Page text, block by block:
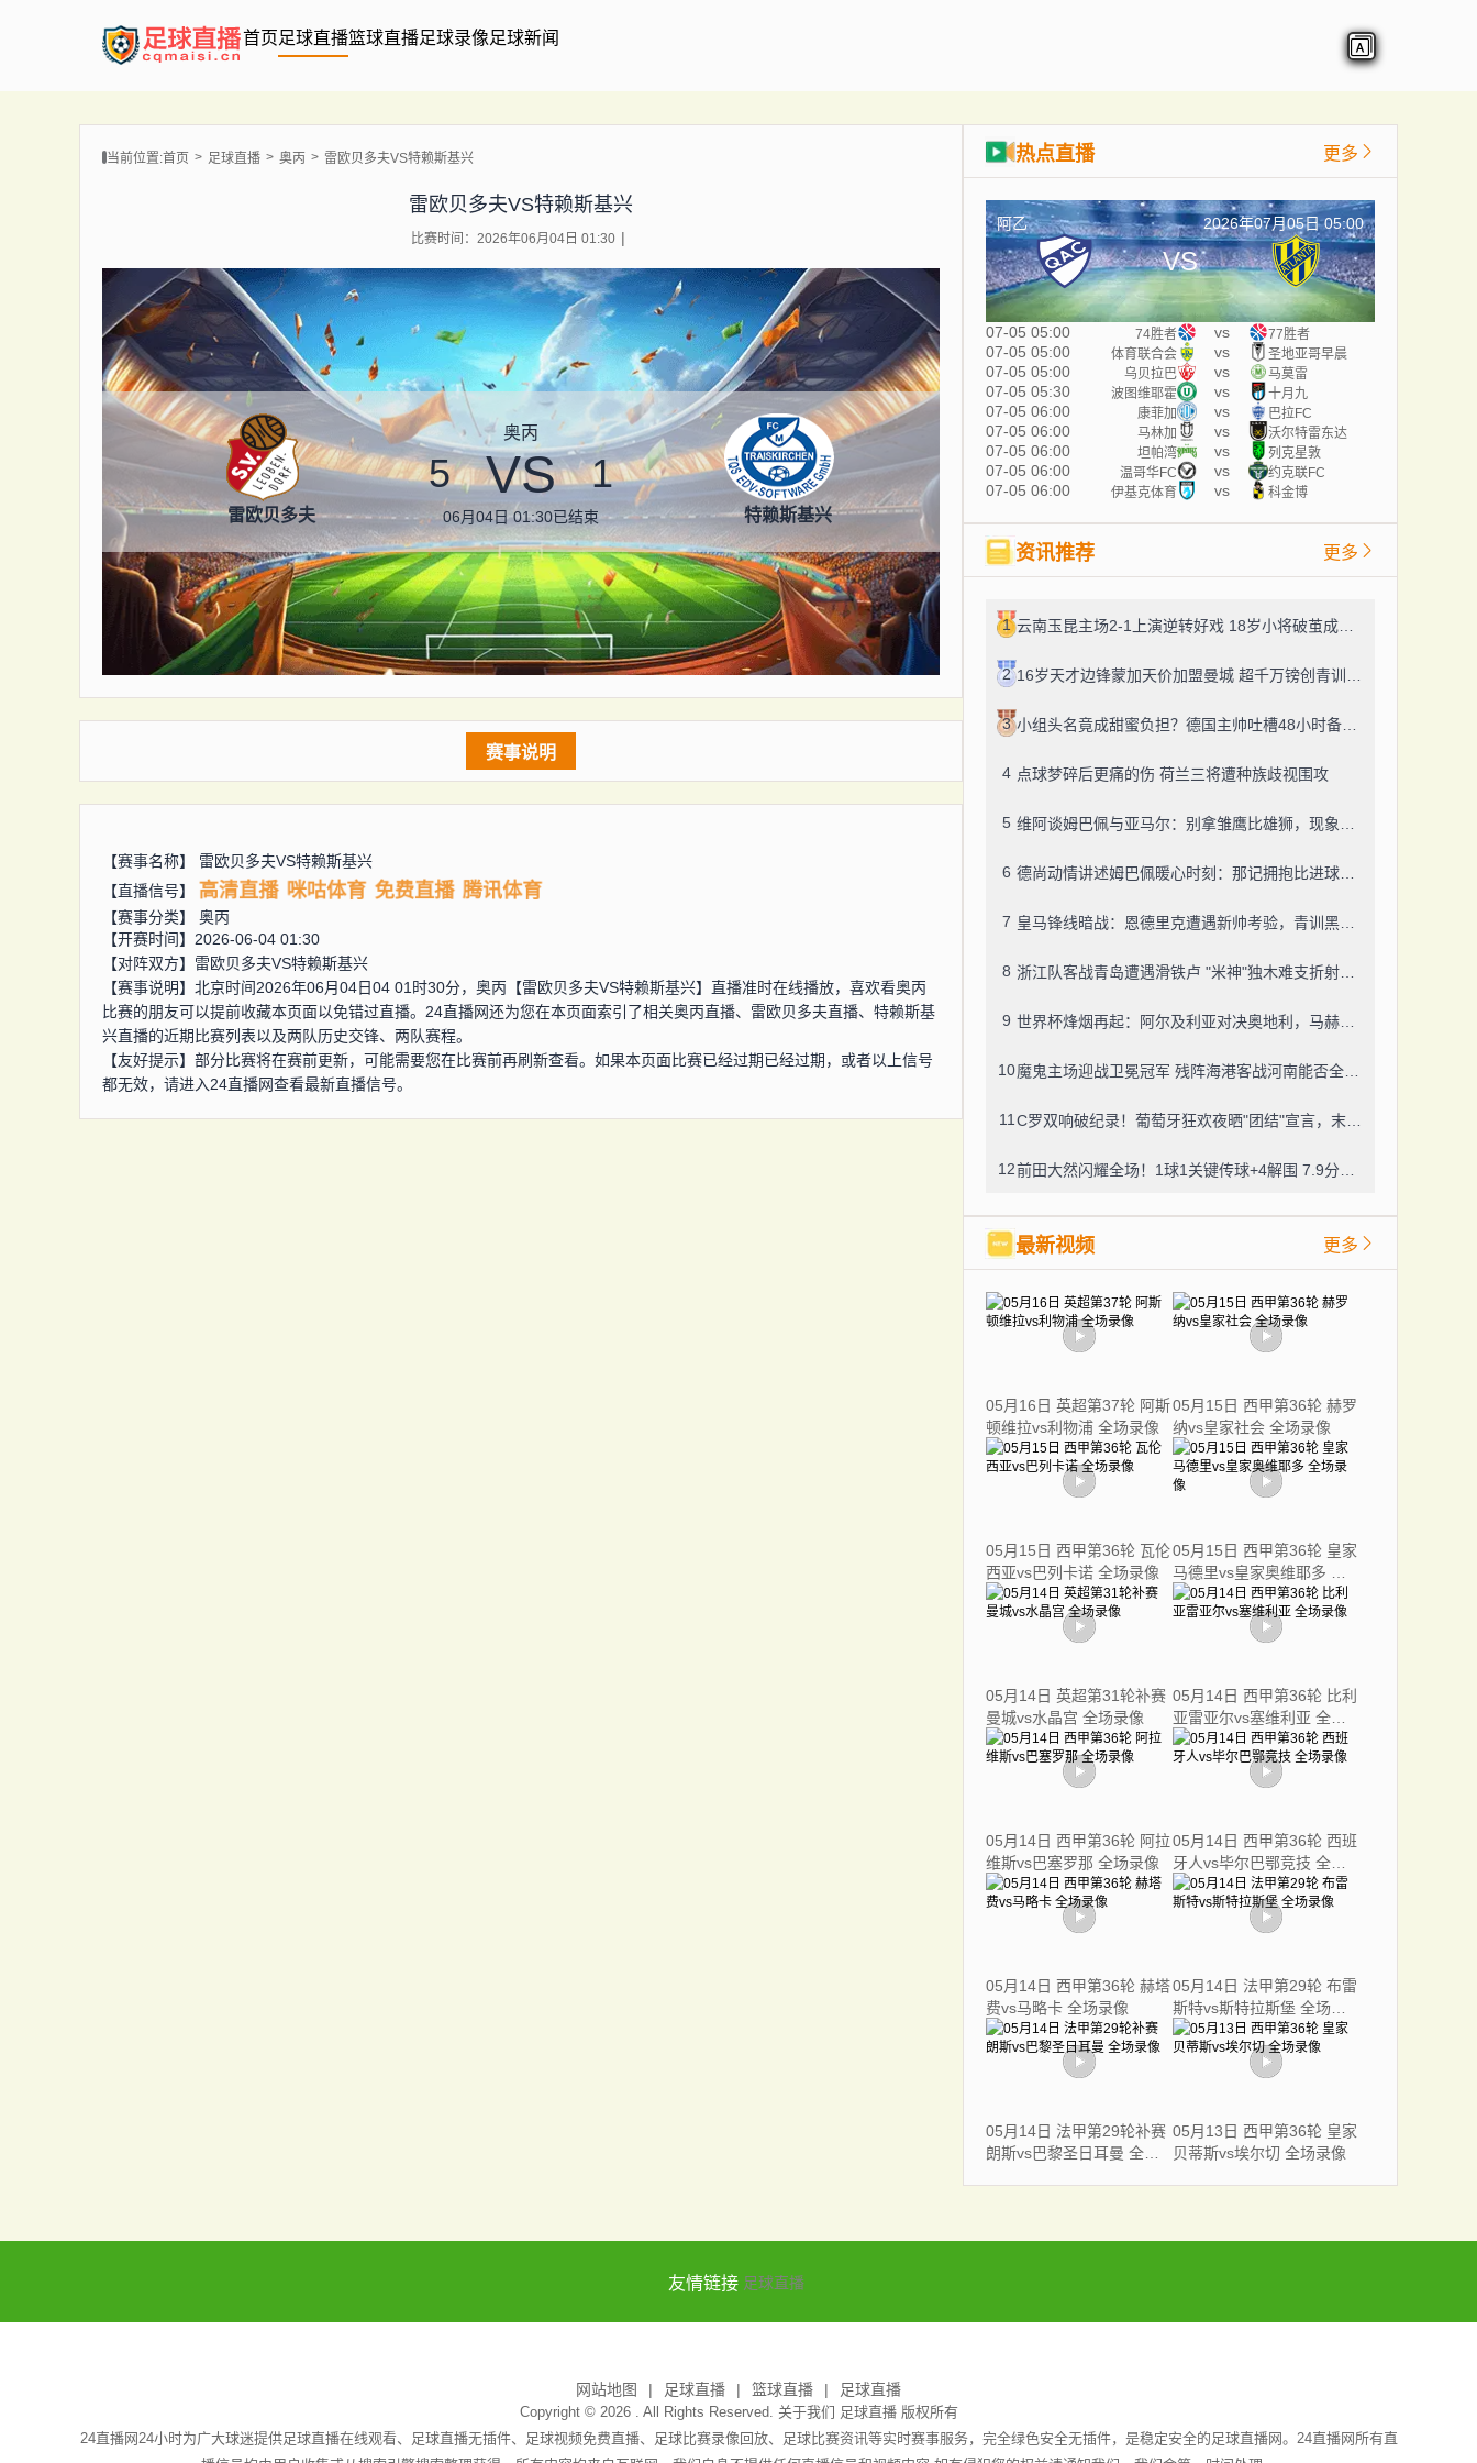
首页足球直播篮球直播足球录像足球新闻
当前位置:首页 足球直播 奥丙 雷欧贝多夫VS特赖斯基兴
雷欧贝多夫VS特赖斯基兴
比赛时间：2026年06月04日 01:30
雷欧贝多夫
奥丙
5 VS 1
06月04日 01:30已结束 特赖斯基兴
赛事说明
【赛事名称】 雷欧贝多夫VS特赖斯基兴
【直播信号】
高清直播 咪咕体育 免费直播 腾讯体育
【赛事分类】 奥丙
【开赛时间】2026-06-04 01:30
【对阵双方】 雷欧贝多夫VS特赖斯基兴
【赛事说明】北京时间2026年06月04日04 01时30分，奥丙【雷欧贝多夫VS特赖斯基兴】直播准时在线播放，喜欢看奥丙
比赛的朋友可以提前收藏本页面以免错过直播。24直播网还为您在本页面索引了相关奥丙直播、雷欧贝多夫直播、特赖斯基
兴直播的近期比赛列表以及两队历史交锋、两队赛程。
【友好提示】部分比赛将在赛前更新，可能需要您在比赛前再刷新查看。如果本页面比赛已经过期已经过期，或者以上信号
都无效，请进入24直播网查看最新直播信号。
热点直播 更多
阿乙 2026年07月05日 05:00
VS
07-05 05:00 74胜者 vs 77胜者
07-05 05:00 体育联合会 vs 圣地亚哥早晨
07-05 05:00 乌贝拉巴 vs 马莫雷
07-05 05:30 波图维耶霍 vs 十月九
07-05 06:00 康菲加 vs 巴拉FC
07-05 06:00 马林加 vs 沃尔特雷东达
07-05 06:00 坦帕湾 vs 列克星敦
07-05 06:00 温哥华FC vs 约克联FC
07-05 06:00 伊基克体育 vs 科金博
资讯推荐 更多
1
2
3
4 点球梦碎后更痛的伤 荷兰三将遭种族歧视围攻
5
6
7
8
9
10
11
12
最新视频 更多
05月16日 英超第37轮 阿斯
顿维拉vs利物浦 全场录像
05月15日 西甲第36轮 赫罗
纳vs皇家社会 全场录像
05月15日 西甲第36轮 瓦伦
西亚vs巴列卡诺 全场录像
05月15日 西甲第36轮 皇家
马德里vs皇家奥维耶多 全
场录像
05月14日 英超第31轮补赛
曼城vs水晶宫 全场录像
05月14日 西甲第36轮 比利
亚雷亚尔vs塞维利亚 全场
录像
05月14日 西甲第36轮 阿拉
维斯vs巴塞罗那 全场录像
05月14日 西甲第36轮 西班
牙人vs毕尔巴鄂竞技 全场
录像
05月14日 西甲第36轮 赫塔
费vs马略卡 全场录像
05月14日 法甲第29轮 布雷
斯特vs斯特拉斯堡 全场录
像
05月14日 法甲第29轮补赛
朗斯vs巴黎圣日耳曼 全场
05月13日 西甲第36轮 皇家
贝蒂斯vs埃尔切 全场录像
友情链接 足球直播
网站地图 足球直播 篮球直播 足球直播
Copyright © 2026 . All Rights Reserved. 关于我们 足球直播版权所有
24直播网24小时为广大球迷提供足球直播在线观看、足球直播无插件、足球视频免费直播、足球比赛录像回放、足球比赛资讯等实时赛事服务，完全绿色安全无插件，是稳定安全的足球直播网。24直播网所有直